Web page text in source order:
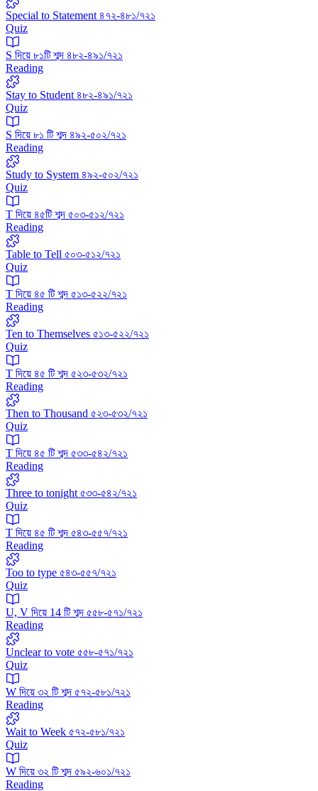
Special to Statement ৪৭২-৪৮১/৭২১
Quiz
S দিয়ে ৮১টি শব্দ ৪৮২-৪৯১/৭২১
Reading
Stay to Student ৪৮২-৪৯১/৭২১
Quiz
S দিয়ে ৮১ টি শব্দ ৪৯২-৫০২/৭২১
Reading
Study to System ৪৯২-৫০২/৭২১
Quiz
T দিয়ে ৪৫টি শব্দ ৫০৩-৫১২/৭২১
Reading
Table to Tell ৫০৩-৫১২/৭২১
Quiz
T দিয়ে ৪৫ টি শব্দ ৫১৩-৫২২/৭২১
Reading
Ten to Themselves ৫১৩-৫২২/৭২১
Quiz
T দিয়ে ৪৫ টি শব্দ ৫২৩-৫৩২/৭২১
Reading
Then to Thousand ৫২৩-৫৩২/৭২১
Quiz
T দিয়ে ৪৫ টি শব্দ ৫৩৩-৫৪২/৭২১
Reading
Three to tonight ৫৩৩-৫৪২/৭২১
Quiz
T দিয়ে ৪৫ টি শব্দ ৫৪৩-৫৫৭/৭২১
Reading
Too to type ৫৪৩-৫৫৭/৭২১
Quiz
U, V দিয়ে 14 টি শব্দ ৫৫৮-৫৭১/৭২১
Reading
Unclear to vote ৫৫৮-৫৭১/৭২১
Quiz
W দিয়ে ৩২ টি শব্দ ৫৭২-৫৮১/৭২১
Reading
Wait to Week ৫৭২-৫৮১/৭২১
Quiz
W দিয়ে ৩২ টি শব্দ ৫৯২-৬০১/৭২১
Reading